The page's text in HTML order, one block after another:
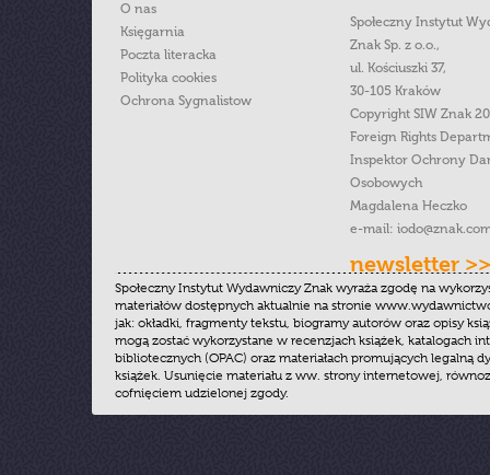
O nas
Księgarnia
Poczta literacka
Polityka cookies
Ochrona Sygnalistow
Społeczny Instytut
Znak Sp. z o.o.,
ul. Kościuszki 37,
30-105 Kraków
Copyright SIW Znak
Foreign Rights
Inspektor Ochrony
Osobowych
Magdalena Heczko
e-mail:
newsletter >>
Społeczny Instytut Wydawniczy Znak wyraża zgodę na
materiałów dostępnych aktualnie na stronie
jak: okładki, fragmenty tekstu, biogramy autorów oraz opisy
mogą zostać wykorzystane w recenzjach książek, katalogach
bibliotecznych (OPAC) oraz materiałach promujących legalną
książek. Usunięcie materiału z ww. strony internetowej,
cofnięciem udzielonej zgody.